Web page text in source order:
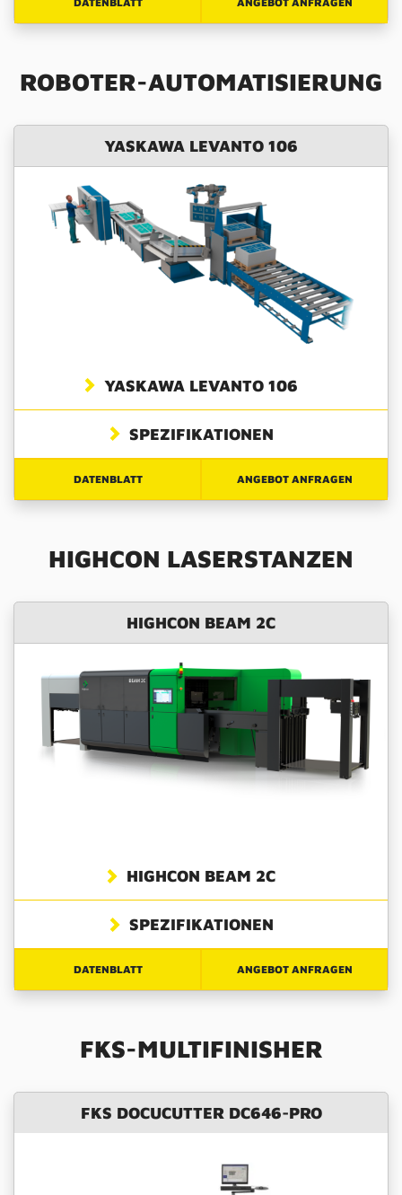
ROBOTER-AUTOMATISIERUNG
YASKAWA LEVANTO 106
YASKAWA LEVANTO 106
SPEZIFIKATIONEN
DATENBLATT ANGEBOT ANFRAGEN
HIGHCON LASERSTANZEN
HIGHCON BEAM 2C
HIGHCON BEAM 2C
SPEZIFIKATIONEN
DATENBLATT ANGEBOT ANFRAGEN
FKS-MULTIFINISHER
FKS DOCUCUTTER DC646-PRO